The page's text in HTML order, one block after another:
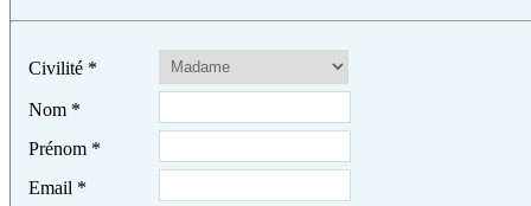
Civilité *
Nom *
Prénom *
Email *